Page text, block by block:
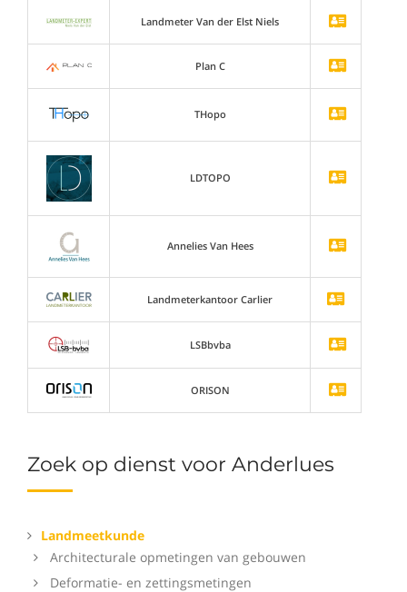
Zoek op dienst voor Anderlues
Landmeetkunde
Architecturale opmetingen van gebouwen
Deformatie- en zettingsmetingen
Landmeter Van der Elst Niels
Plan C
THopo
LDTOPO
Annelies Van Hees
Landmeterkantoor Carlier
LSBbvba
ORISON